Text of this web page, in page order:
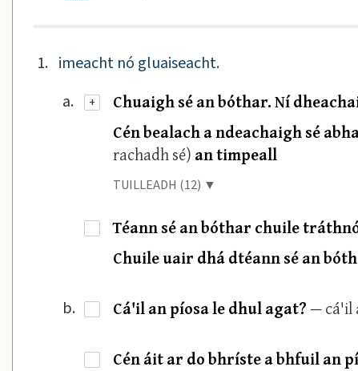
1. imeacht nó gluaiseacht.
a.
+
Chuaigh sé an bóthar. Ní
Cén bealach a ndeachaigh sé
rachadh sé) an timpeall
TUILLEADH (12) ▼
Téann sé an bóthar chuile
Chuile uair dhá dtéann sé an
b. Cá'il an píosa le dhul agat?— cá'il
Cén áit ar do bhríste a bhfuil an